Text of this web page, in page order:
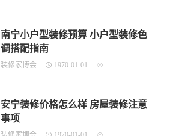
南宁小户型装修预算 小户型装修色
调搭配指南
装修家博会 1970-01-01
安宁装修价格怎么样 房屋装修注意
事项